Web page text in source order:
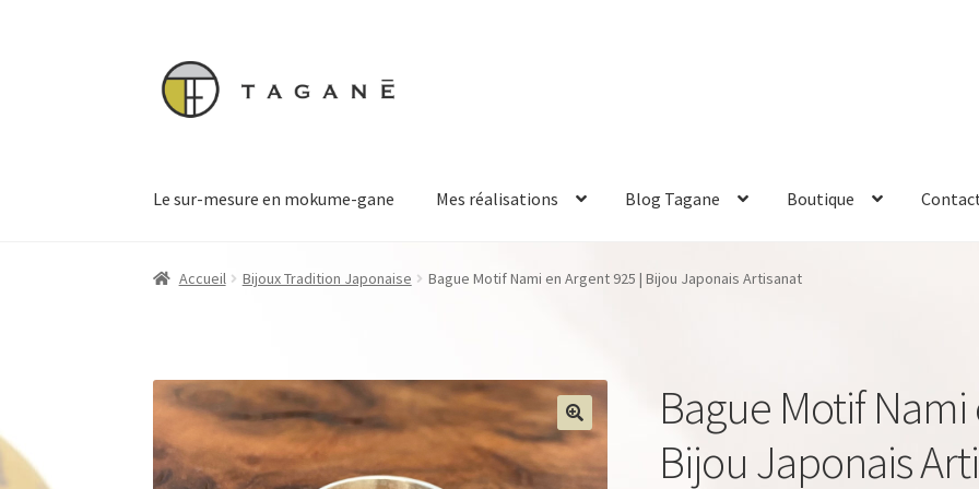
Aller
la
Aller
au
contenu
Le sur-mesure en mokume-gane Mes réalisations Blog Tagane Boutique
Accueil Bijoux Tradition Japonaise Bague Motif Nami en Argent 925 | Bijou Japonais Artisanat
Bague Motif Nami
Bijou Japonais